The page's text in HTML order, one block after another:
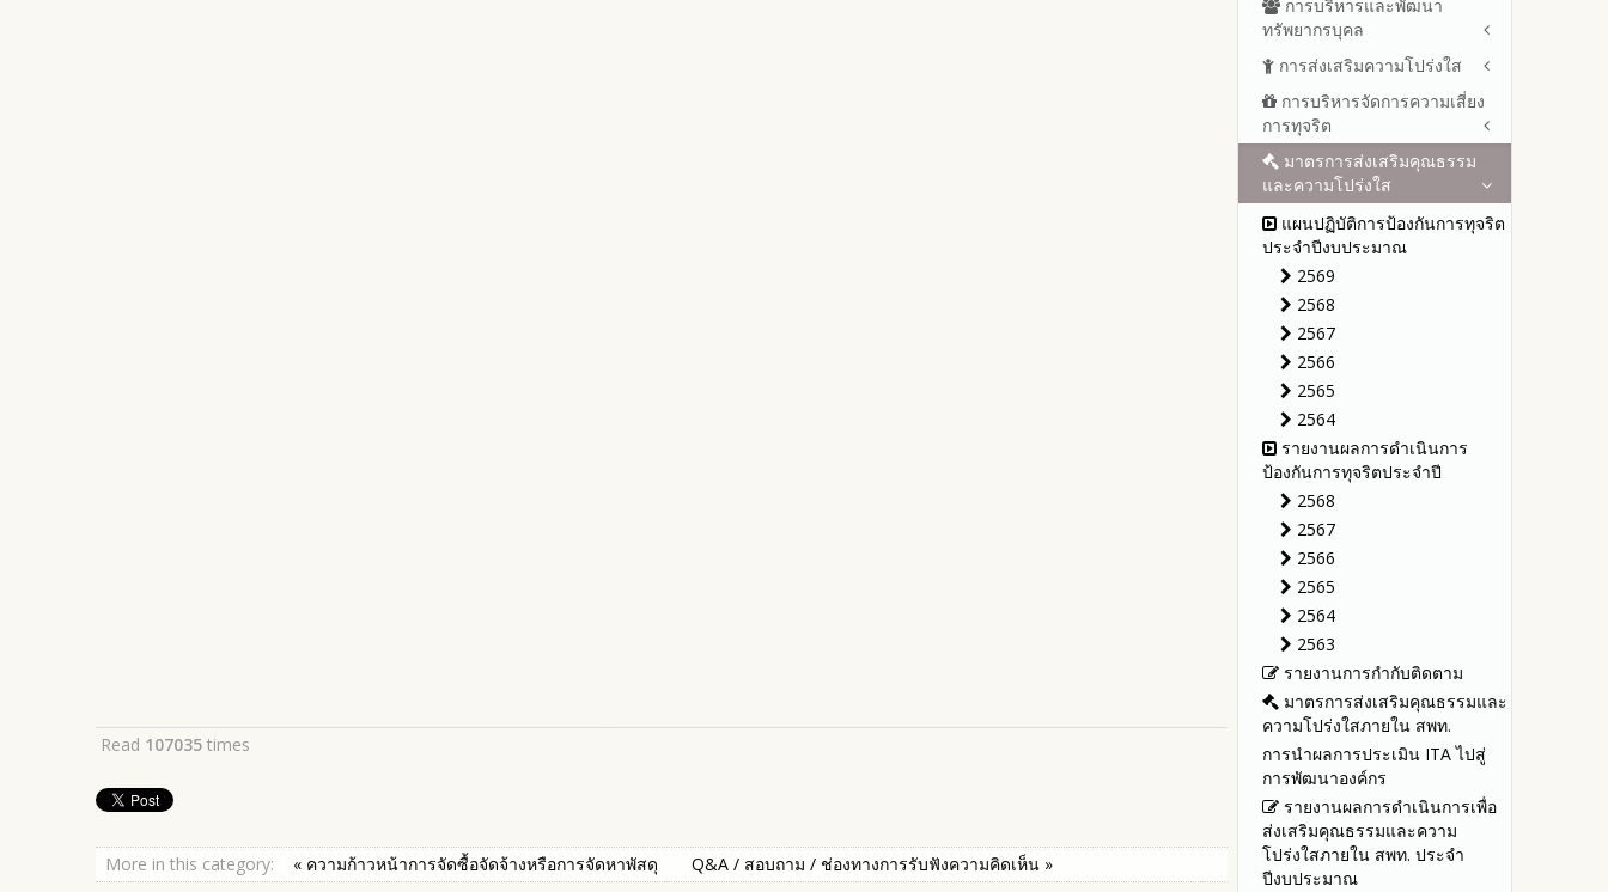
Read 107035 times
More in this category: « ความก้าวหน้าการจัดซื้อจัดจ้างหรือการจัดหาพัสดุ Q&A / สอบถาม / ช่องทางการรับฟังความคิดเห็น »
ทางการสอบถาม
ระเบียบ / กฎหมายที่เกี่ยวข้อง
นโยบายคุ้มครองข้อมูลส่วน
บุคคล
ข่าวประชาสัมพันธ์
ข่าวสารพัฒนาสำนักงาน
เกี่ยวข้องกับแนวทางส่งเสริมความ
โปร่งใส
แผนและความก้าวหน้าในการ
ประจำปีงบประมาณ
ปีงบประมาณ 2569
ปีงบประมาณ 2568
ปีงบประมาณ 2567
ปีงบประมาณ 2566
ปีงบประมาณ 2565
รายงานผลการดำเนินงาน
ประจำปี
รายงานผลปี 2568
รายงานผลปี 2567
รายงานผลปี 2566
รายงานผลปี 2565
รายงานผลปี 2564
คู่มือหรือแนวทางการปฏิบัติงาน
ของเจ้าหน้าที่
คู่มือหรือแนวทางการขอรับ
บริการสำหรับผู้รับบริการหรือผู้มา
ติดต่อ
ระบบการให้บริการผ่านช่อง
ทางออนไลน์ (E-Service)
My Office
My School
SL-WEB
BRSS
ACC Tak2
สรุปผลการจัดซื้อจัดจ้างหรือการ
จัดหาพัสดุรายเดือน ประจำ
ปีงบประมาณ พ.ศ.2569(แบบ
สขร.1)
รายงานผลการจัดซื้อจัดจ้างหรือ
การจัดหาพัสดุของสำนักงานเขต
พื้นที่การศึกษาประจำปีงบประมาณ
พ.ศ. 2568
รายการการจัดซื้อจัดจ้างหรือ
การจัดหาพัสดุและความก้าวหน้า
การจัดซื้อจัดจ้างหรือการจัดหา
พัสดุประจำปีงบประมาณ พ.ศ.2568
รายงานผลการจัดซื้อจัดจ้างหรือ
การจัดหาพัสดุประจำปีงบประมาณ
พ.ศ.2567
ประกาศต่างๆ เกี่ยวกับการจัดซื้อ
จัดจ้างหรือการจัดหาพัสดุ
แผนการจัดซื้อจัดจ้างหรือ
แผนการจัดหาพัสดุ
การบริหารและพัฒนา
ทรัพยากรบุคล
หลักเกณฑ์และแผนการบริหาร
และพัฒนาทรัพยากรบุคลล ประจำ
ปีงบประมาณ พ.ศ.2569
รายงานผลการบริหารและ
พัฒนาทรัพยากรบุคคลประจำ
ปีงบประมาณ
ประมวลจริยธรรมและการขับ
เคลื่อนจริยธรรม
การส่งเสริมความโปร่งใส
แนวปฏิบัติการจัดการเรื่องร้อง
เรียนการทุจริตและประพฤติมิชอบ
ช่องทางแจ้งเรื่องร้องเรียนการ
ทุจริตและประพฤติมิชอบ
ข้อมูลสถิติเรื่องร้องเรียนการ
ทุจริตและประพฤติมิชอบ ประจำ
ปีงบประมาณ
การเปิดโอกาสให้มีส่วนร่วมใน
การดำเนินงานปีงบประมาณ
การบริหารจัดการความเสี่ยง
การทุจริต
การขับเคลื่อนนโยบาย No Gift
Policy จากการปฏิบัติหน้าที่ และ
การเสริมสร้างความรู้เกี่ยวกับหลัก
เกณฑ์การรับ ทรัพย์สินหรือประ
โปยชน์อื่นใดโดยธรรมจรรยาของ
เจ้าพนักงานของรัฐ
การประเมินความเสี่ยง ใน
สำนักงานเขตพื้นที่การศึกษา
ประจำปีงบประมาณ
รายงานผลการดำเนินการตาม
แผนบริหารจัดการความเสี่ยงการ
ทุจริตของสำนักงานเขตพื้นที่การ
ศึกษา ประจำงบประมาณ
มาตรการส่งเสริมคุณธรรม
และความโปร่งใส
แผนปฏิบัติการป้องกันการทุจริต
ประจำปีงบประมาณ
2569
2568
2567
2566
2565
2564
รายงานผลการดำเนินการ
ป้องกันการทุจริตประจำปี
2568
2567
2566
2565
2564
2563
รายงานการกำกับติดตาม
มาตรการส่งเสริมคุณธรรมและ
ความโปร่งใสภายใน สพท.
การนำผลการประเมิน ITA ไปสู่
การพัฒนาองค์กร
รายงานผลการดำเนินการเพื่อ
ส่งเสริมคุณธรรมและความ
โปร่งใสภายใน สพท. ประจำ
ปีงบประมาณ